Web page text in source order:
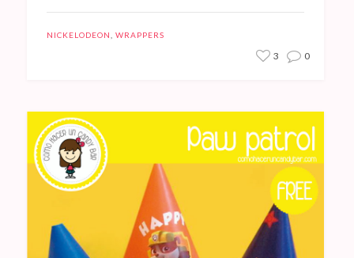
NICKELODEON WRAPPERS
3 0